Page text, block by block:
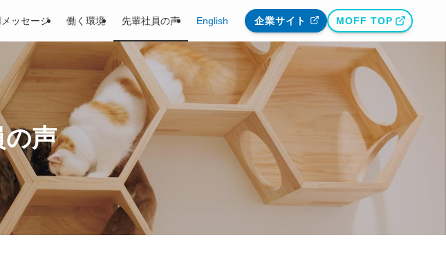
ッセージ 働く環境 先輩社員の声 English 企業サイト MOFF TOP
の声